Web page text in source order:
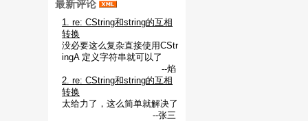
最新评论
1. re: CString和string的互相
转换
没必要这么复杂直接使用CStr
ingA 定义字符串就可以了
--焰
2. re: CString和string的互相
转换
太给力了，这么简单就解决了
--张三